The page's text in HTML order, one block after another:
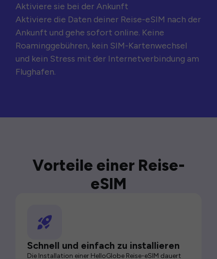
Aktiviere sie bei der Ankunft
Aktiviere die Daten deiner Reise-eSIM nach der
Ankunft und gehe sofort online. Keine
Roaminggebühren, kein SIM-Kartenwechsel
und kein Stress mit der Internetverbindung am
Flughafen.
Vorteile einer Reise-
eSIM
Schnell und einfach zu installieren
Die Installation einer HelloGlobe Reise-eSIM dauert